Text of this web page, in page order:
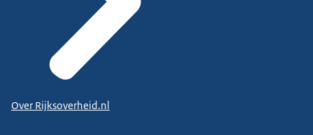
Over Rijksoverheid.nl